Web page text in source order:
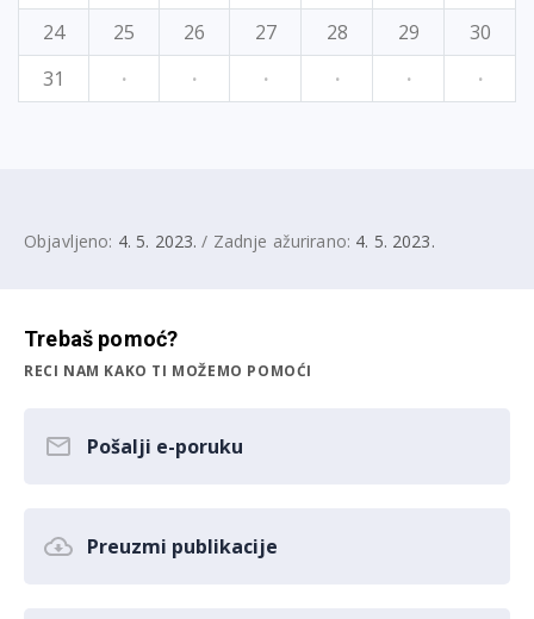
24
25 26 27 28 29
30
31
· · · · · ·
Objavljeno: 4. 5. 2023. / Zadnje ažurirano: 4. 5. 2023.
Trebaš pomoć?
RECI NAM KAKO TI MOŽEMO POMOĆI
Pošalji e-poruku
Preuzmi publikacije